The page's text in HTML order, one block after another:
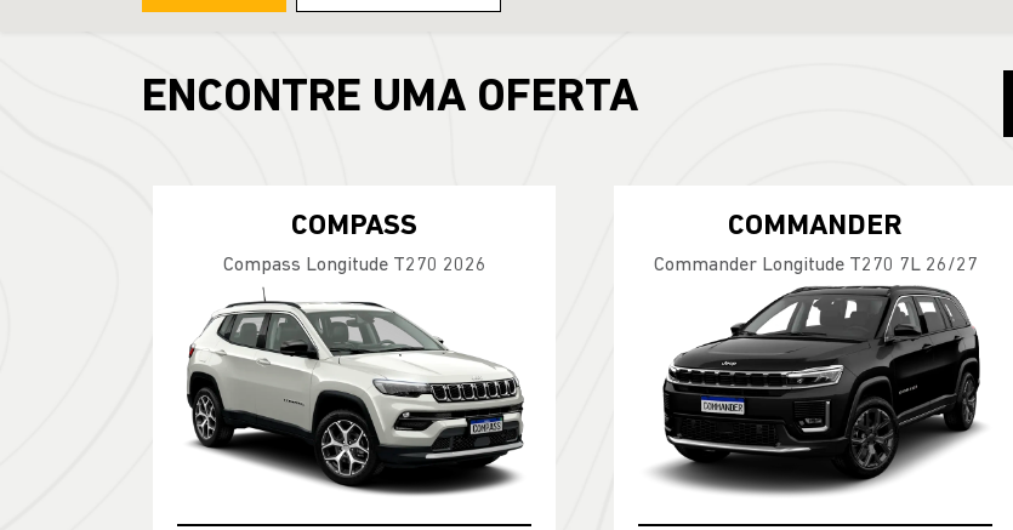
ENCONTRE UMA OFERTA
COMPASS
Compass Longitude T270 2026
COMMANDER
Commander Longitude T270 7L 26/27